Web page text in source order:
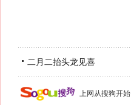
二月二抬头龙见喜
上网从搜狗开始